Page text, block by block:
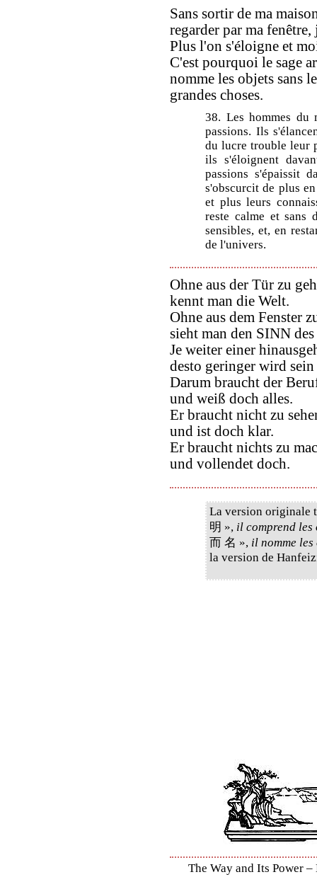
Sans sortir de ma
regarder par ma
Plus l'on s'éloigne et
C'est pourquoi le sage
nomme les objets sans
grandes choses.
38. Les hommes du
passions. Ils
du lucre trouble leur
ils s'éloignent
passions s'épaissit
s'obscurcit de plus
et plus leurs
reste calme et sans
sensibles, et, en
de l'univers.
Ohne aus der Tür zu
kennt man die Welt.
Ohne aus dem Fenster
sieht man den SINN
Je weiter einer
desto geringer wird sein
Darum braucht der
und weiß doch alles.
Er braucht nicht zu
und ist doch klar.
Er braucht nichts zu
und vollendet doch.
La version originale
明 », il comprend les
而 名 », il nomme
la version de
The Way and Its Power